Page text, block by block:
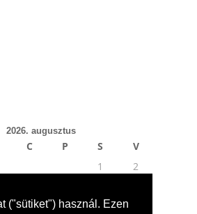
("sütiket") használ. Ezen
2026. augusztus
C P S
V
1
2
13 14 15